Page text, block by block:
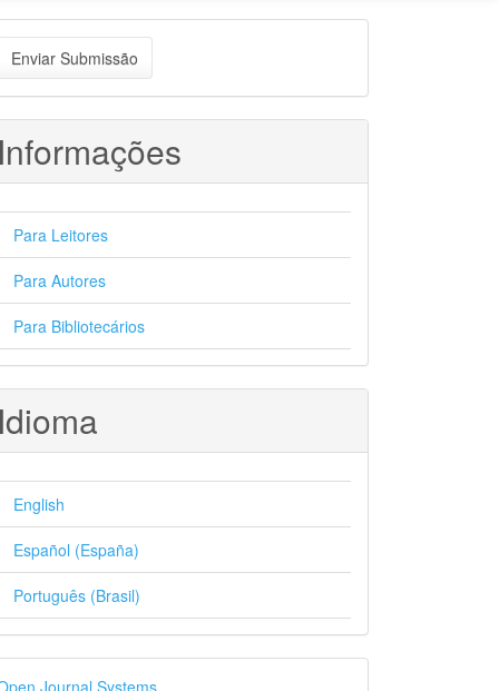
Enviar Submissão
Para Leitores
Para Autores
Para Bibliotecários
English
Español (España)
Português (Brasil)
Journal Systems